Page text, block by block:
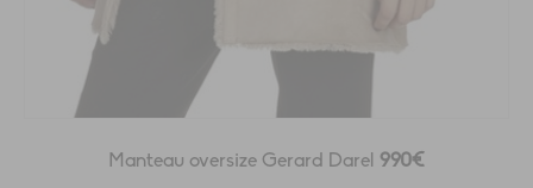
Manteau oversize Gerard Darel 990€